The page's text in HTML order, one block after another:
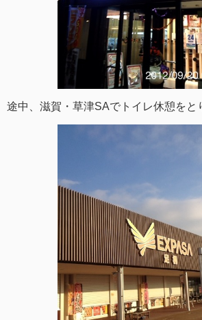
途中、滋賀・草津SAでトイレ休憩をと